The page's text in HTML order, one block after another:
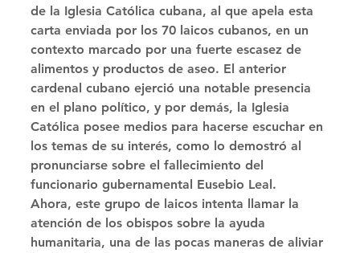
de la Iglesia Católica cubana, al que apela esta
carta enviada por los 70 laicos cubanos, en un
contexto marcado por una fuerte escasez de
alimentos y productos de aseo. El anterior
cardenal cubano ejerció una notable presencia
en el plano político, y por demás, la Iglesia
Católica posee medios para hacerse escuchar en
los temas de su interés, como lo demostró al
pronunciarse sobre el fallecimiento del
funcionario gubernamental Eusebio Leal.
Ahora, este grupo de laicos intenta llamar la
atención de los obispos sobre la ayuda
humanitaria, una de las pocas maneras de aliviar